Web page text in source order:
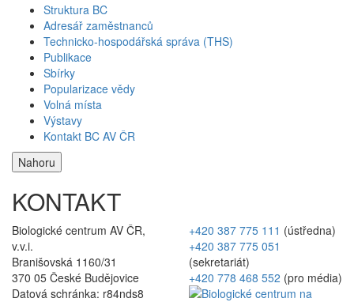
Struktura BC
Adresář zaměstnanců
Technicko-hospodářská správa (THS)
Publikace
Sbírky
Popularizace vědy
Volná místa
Výstavy
Kontakt BC AV ČR
Nahoru
KONTAKT
Biologické centrum AV ČR,
v.v.i.
Branišovská 1160/31
370 05 České Budějovice
Datová schránka: r84nds8
+420 387 775 111 (ústředna)
+420 387 775 051
(sekretariát)
+420 778 468 552 (pro média)